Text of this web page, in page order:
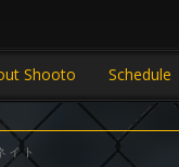
Shooto Schedule
イト